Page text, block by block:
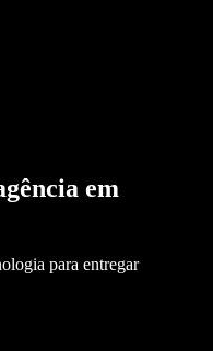
em
para entregar